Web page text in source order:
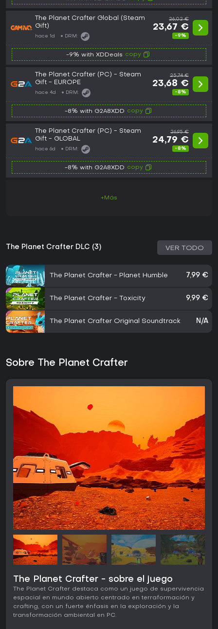
The Planet Crafter Global (Steam
Gift)
hace 1d DRM:
26,02 €
23,67 €
-9%
-9% with XDDeals copy
The Planet Crafter (PC) - Steam
Gift - EUROPE
hace 4d DRM:
25,74 €
23,68 €
-8%
-8% with G2A8XDD copy
The Planet Crafter (PC) - Steam
Gift - GLOBAL
hace 6d DRM:
26,95 €
24,79 €
-8%
-8% with G2A8XDD copy
+Más
The Planet Crafter DLC (3) VER TODO
The Planet Crafter - Planet Humble 7,99 €
The Planet Crafter - Toxicity 9,99 €
The Planet Crafter Original Soundtrack N/A
Sobre The Planet Crafter
The Planet Crafter - sobre el juego
The Planet Crafter destaca como un juego de supervivencia
espacial en mundo abierto centrado en terraformación y
crafting, con un fuerte énfasis en la exploración y la
transformación ambiental en PC.